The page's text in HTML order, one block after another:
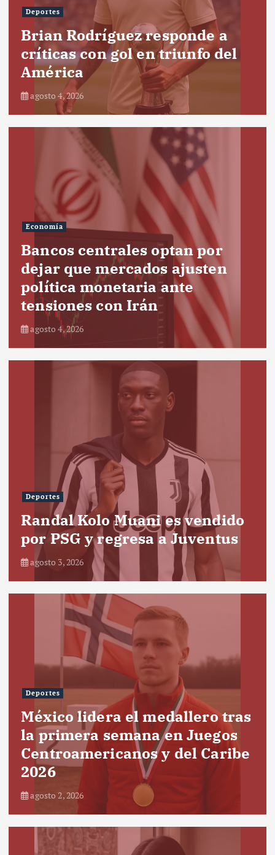
Deportes
Brian Rodríguez responde a
críticas con gol en triunfo del
América
agosto 4, 2026
Economía
Bancos centrales optan por
dejar que mercados ajusten
política monetaria ante
tensiones con Irán
agosto 4, 2026
Deportes
Randal Kolo Muani es vendido
por PSG y regresa a Juventus
agosto 3, 2026
Deportes
México lidera el medallero tras
la primera semana en Juegos
Centroamericanos y del Caribe
2026
agosto 2, 2026